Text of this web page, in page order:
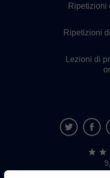
Ripetizioni
Ripetizioni
Lezioni di